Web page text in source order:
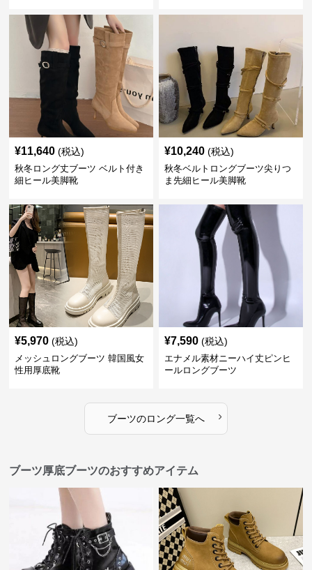
¥11,640 (税込)
秋冬ロング丈ブーツ ベルト付き
細ヒール美脚靴
¥10,240 (税込)
秋冬ベルトロングブーツ尖りつ
ま先細ヒール美脚靴
¥5,970 (税込)
メッシュロングブーツ 韓国風女
性用厚底靴
¥7,590 (税込)
エナメル素材ニーハイ丈ピンヒ
ールロングブーツ
ブーツのロング一覧へ ›
ブーツ厚底ブーツのおすすめアイテム